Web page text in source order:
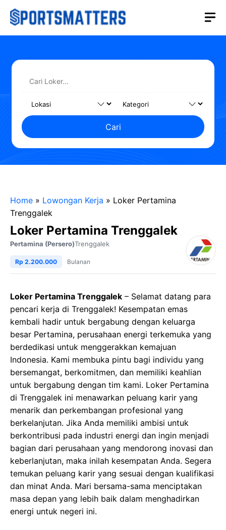
Langsung
Cari
Home » Lowongan Kerja » Loker Pertamina
Trenggalek
Loker Pertamina Trenggalek
Pertamina (Persero)Trenggalek
Rp 2.200.000 Bulanan
Loker Pertamina Trenggalek – Selamat datang para
pencari kerja di Trenggalek! Kesempatan emas
kembali hadir untuk bergabung dengan keluarga
besar Pertamina, perusahaan energi terkemuka yang
berdedikasi untuk menggerakkan kemajuan
Indonesia. Kami membuka pintu bagi individu yang
bersemangat, berkomitmen, dan memiliki keahlian
untuk bergabung dengan tim kami. Loker Pertamina
di Trenggalek ini menawarkan peluang karir yang
menarik dan perkembangan profesional yang
berkelanjutan. Jika Anda memiliki ambisi untuk
berkontribusi pada industri energi dan ingin menjadi
bagian dari perusahaan yang mendorong inovasi dan
keberlanjutan, maka inilah kesempatan Anda. Segera
temukan peluang karir yang sesuai dengan kualifikasi
dan minat Anda. Mari bersama-sama menciptakan
masa depan yang lebih baik dalam menghadirkan
energi untuk negeri ini.